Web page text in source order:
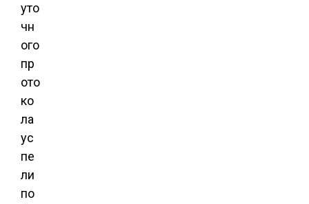
уто
чн
ого
пр
ото
ко
ла
ус
пе
ли
по